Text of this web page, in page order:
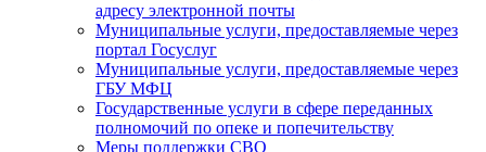
адресу электронной почты
Муниципальные услуги, предоставляемые через
портал Госуслуг
Муниципальные услуги, предоставляемые через
ГБУ МФЦ
Государственные услуги в сфере переданных
полномочий по опеке и попечительству
Меры поддержки СВО